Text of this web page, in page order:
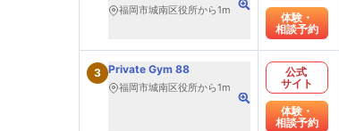
福岡市城南区役所から1m
体験・
相談予約
3 Private Gym 88
福岡市城南区役所から1m
公式
サイト
体験・
相談予約